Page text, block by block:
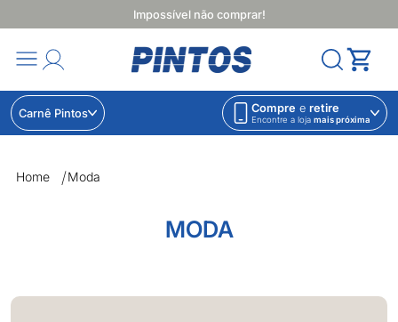
Impossível não comprar!
Carnê Pintos Compre e retire
Encontre a loja mais próxima
Home Moda
MODA